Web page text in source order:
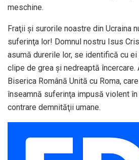
meschine.
Fraţii și surorile noastre din Ucraina
suferinţa lor! Domnul nostru Isus
asumă durerile lor, se identifică cu
clipe de grea și nedreaptă
Biserica Română Unită cu Roma,
înseamnă suferinţa impusă violent
contrare demnităţii umane.